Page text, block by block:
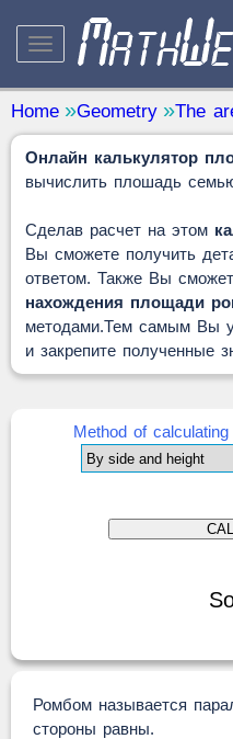
STUDY AND
Mathematics
Home Geometry The
Онлайн калькулятор
вычислить плошадь
Сделав расчет на этом
Вы сможете получить
ответом. Также Вы
нахождения площади
методами.Тем самым Вы
и закрепите полученные
Method of
Ромбом называется
стороны равны.